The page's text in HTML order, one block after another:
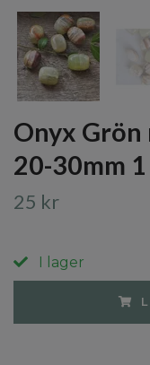
Onyx
20-30mm
25 kr
I lager